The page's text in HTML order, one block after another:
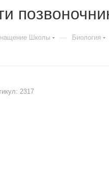
Школы — Биология
2317